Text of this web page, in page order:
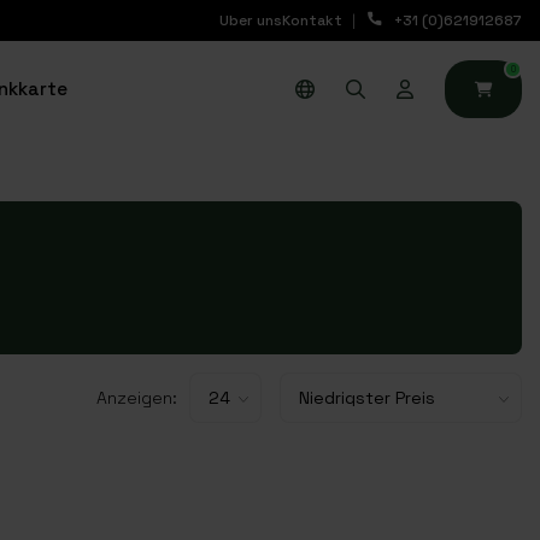
Uber unsKontakt +31 (0)621912687
0
Anzeigen: